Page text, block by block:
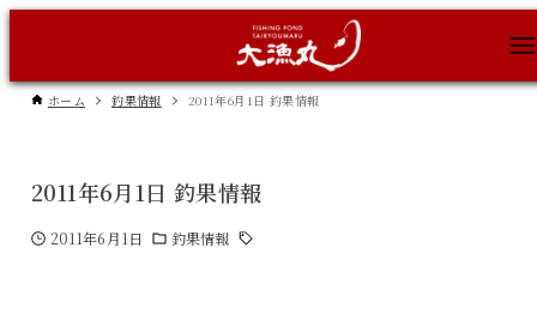
ホーム 釣果情報 2011年6月1日 釣果情報
2011年6月1日 釣果情報
2011年6月1日 釣果情報